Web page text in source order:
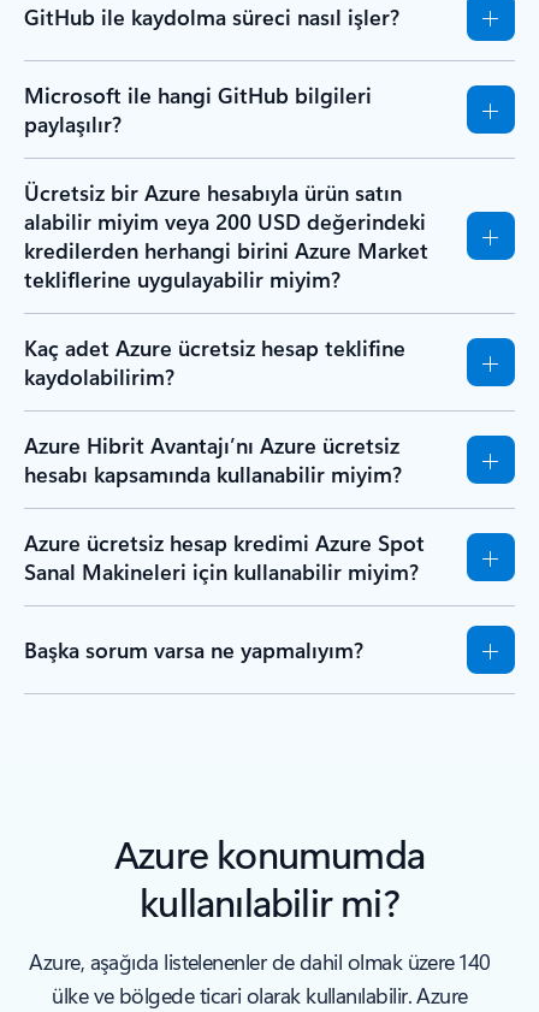
GitHub ile kaydolma süreci nasıl işler?
Microsoft ile hangi GitHub bilgileri
paylaşılır?
Ücretsiz bir Azure hesabıyla ürün satın
alabilir miyim veya 200 USD değerindeki
kredilerden herhangi birini Azure Market
tekliflerine uygulayabilir miyim?
Kaç adet Azure ücretsiz hesap teklifine
kaydolabilirim?
Azure Hibrit Avantajı’nı Azure ücretsiz
hesabı kapsamında kullanabilir miyim?
Azure ücretsiz hesap kredimi Azure Spot
Sanal Makineleri için kullanabilir miyim?
Başka sorum varsa ne yapmalıyım?
Azure konumumda
kullanılabilir mi?
Azure, aşağıda listelenenler de dahil olmak üzere 140
ülke ve bölgede ticari olarak kullanılabilir. Azure